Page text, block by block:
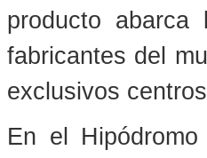
producto
fabricantes del
exclusivos
En el